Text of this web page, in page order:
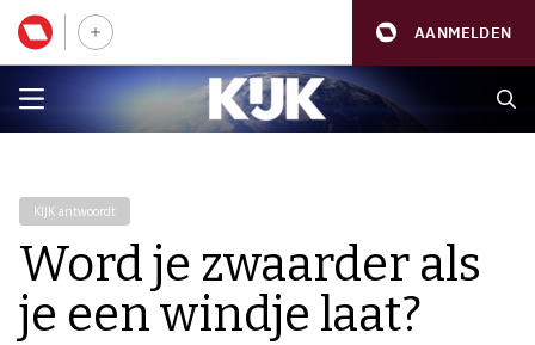
AANMELDEN
KIJK antwoordt
Word je zwaarder als
je een windje laat?